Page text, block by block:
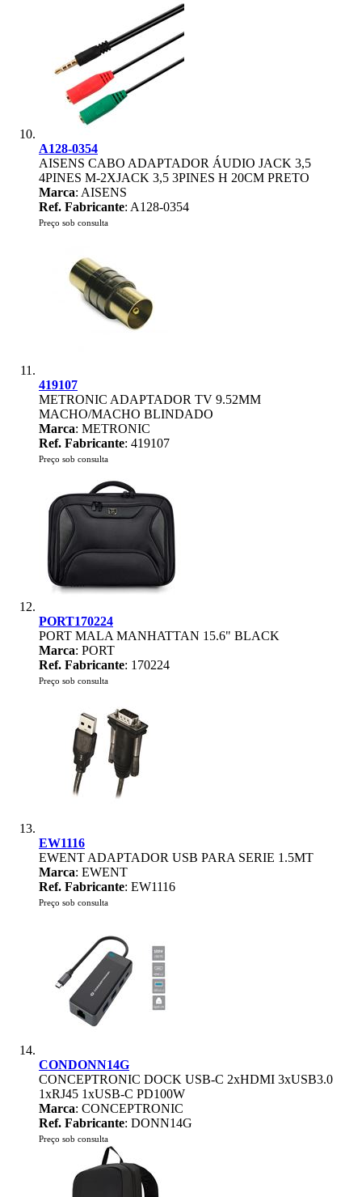
A128-0354
AISENS CABO ADAPTADOR ÁUDIO JACK 3,5
4PINES M-2XJACK 3,5 3PINES H 20CM PRETO
Marca: AISENS
Ref. Fabricante: A128-0354
Preço sob consulta
419107
METRONIC ADAPTADOR TV 9.52MM
MACHO/MACHO BLINDADO
Marca: METRONIC
Ref. Fabricante: 419107
Preço sob consulta
PORT170224
PORT MALA MANHATTAN 15.6" BLACK
Marca: PORT
Ref. Fabricante: 170224
Preço sob consulta
EW1116
EWENT ADAPTADOR USB PARA SERIE 1.5MT
Marca: EWENT
Ref. Fabricante: EW1116
Preço sob consulta
CONDONN14G
CONCEPTRONIC DOCK USB-C 2xHDMI 3xUSB3.0
1xRJ45 1xUSB-C PD100W
Marca: CONCEPTRONIC
Ref. Fabricante: DONN14G
Preço sob consulta